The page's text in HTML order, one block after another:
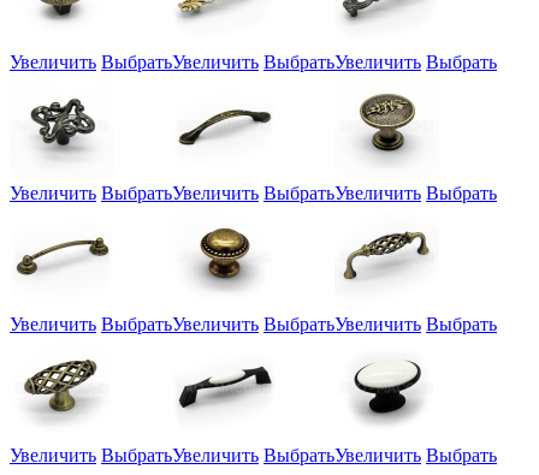
Увеличить ВыбратьУвеличить ВыбратьУвеличить Выбрать
Увеличить ВыбратьУвеличить ВыбратьУвеличить Выбрать
Увеличить ВыбратьУвеличить ВыбратьУвеличить Выбрать
Увеличить ВыбратьУвеличить ВыбратьУвеличить Выбрать